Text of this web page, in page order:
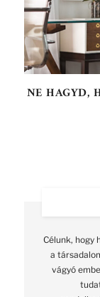
NE HAGYD,
Célunk, hogy
a
vágyó